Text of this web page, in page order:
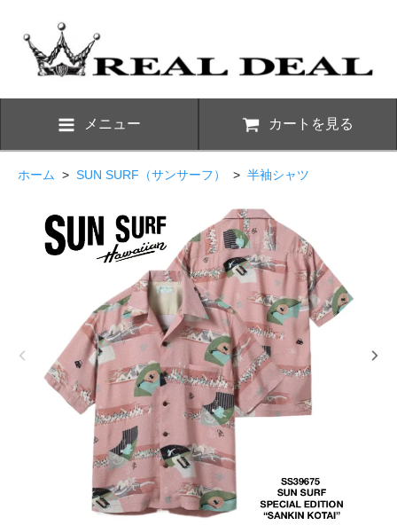
メニュー カートを見る
ホーム > SUN SURF（サンサーフ） > 半袖シャツ